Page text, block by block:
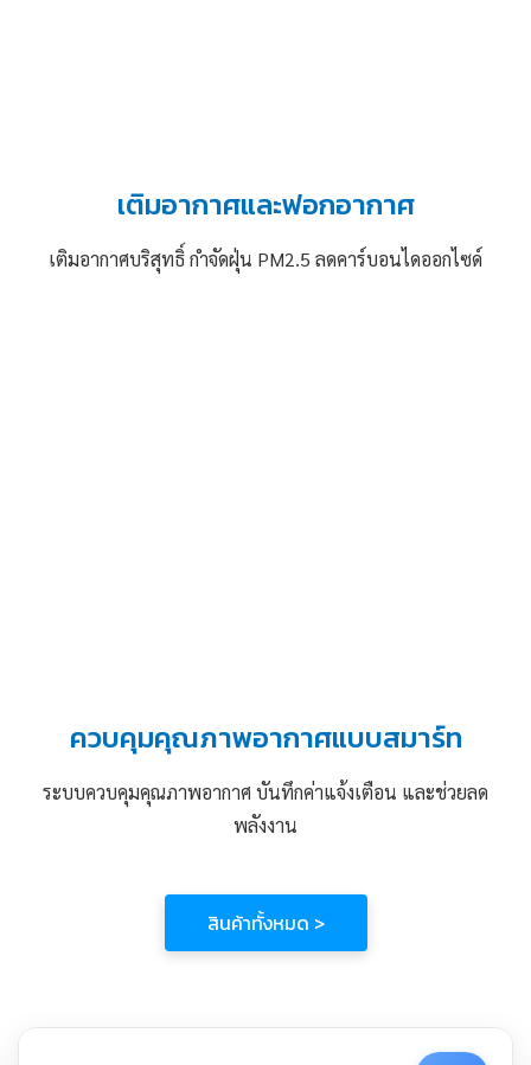
เติมอากาศและฟอกอากาศ
เติมอากาศบริสุทธิ์ กำจัดฝุ่น PM2.5 ลดคาร์บอนไดออกไซด์
ควบคุมคุณภาพอากาศแบบสมาร์ท
ระบบควบคุมคุณภาพอากาศ บันทึกค่าแจ้งเตือน และช่วยลด
พลังงาน
สินค้าทั้งหมด >